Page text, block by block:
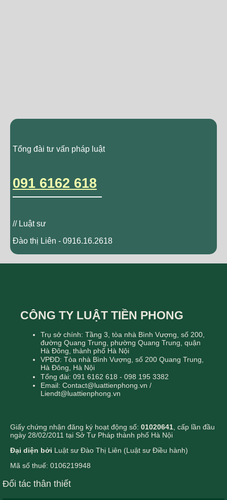
Tổng đài tư vấn pháp luật
091 6162 618
// Luật sư
Đào thị Liên - 0916.16.2618
CÔNG TY LUẬT TIỀN PHONG
Trụ sở chính: Tầng 3, tòa nhà Bình Vượng, số 200,
đường Quang Trung, phường Quang Trung, quận
Hà Đông, thành phố Hà Nội
VPĐD: Tòa nhà Bình Vượng, số 200 Quang Trung,
Hà Đông, Hà Nội
Tổng đài: 091 6162 618 - 098 195 3382
Email: Contact@luattienphong.vn /
Liendt@luattienphong.vn
Giấy chứng nhận đăng ký hoạt động số: 01020641 , cấp lần đầu
ngày 28/02/2011 tại Sở Tư Pháp thành phố Hà Nội
Đại diện bởi Luật sư Đào Thị Liên (Luật sư Điều hành)
Mã số thuế: 0106219948
Đối tác thân thiết